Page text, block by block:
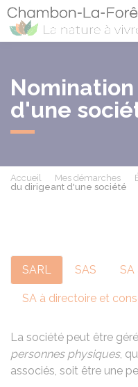
d'une
Accueil Mes démarches
du dirigeant d'une société
SARL SAS SA
SA à directoire et
La société peut être
personnes physiques,
associés, soit être une